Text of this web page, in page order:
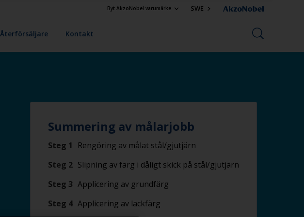
Byt AkzoNobel varumärke SWE
Återförsäljare Kontakt
Summering av målarjobb
Steg 1
Rengöring av målat stål/gjutjärn
Steg 2 Slipning av färg i dåligt skick på stål/gjutjärn
Steg 3 Applicering av grundfärg
Steg 4 Applicering av lackfärg